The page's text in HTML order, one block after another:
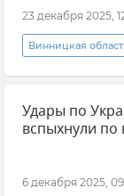
Хмельницкая
Днепропетровская
Николаевская
Киевская область
23 декабря 2025,
Винницкая
Укрэнерго
Ровенская область
Житомирская
Удары по
вспыхнули по
6 декабря 2025,